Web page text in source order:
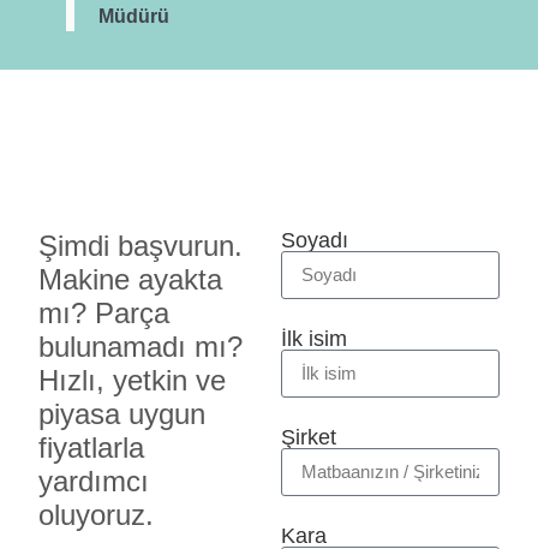
Müdürü
Şimdi başvurun.
Makine ayakta
mı? Parça
bulunamadı mı?
Hızlı, yetkin ve
piyasa uygun
fiyatlarla
yardımcı
oluyoruz.
Soyadı
İlk isim
Şirket
Kara